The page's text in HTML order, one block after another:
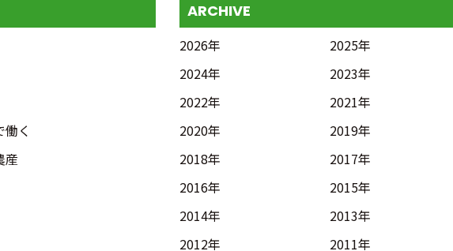
く
産
ARCHIVE
2026年
2025年
2024年
2023年
2022年
2021年
2020年
2019年
2018年
2017年
2016年
2015年
2014年
2013年
2012年
2011年